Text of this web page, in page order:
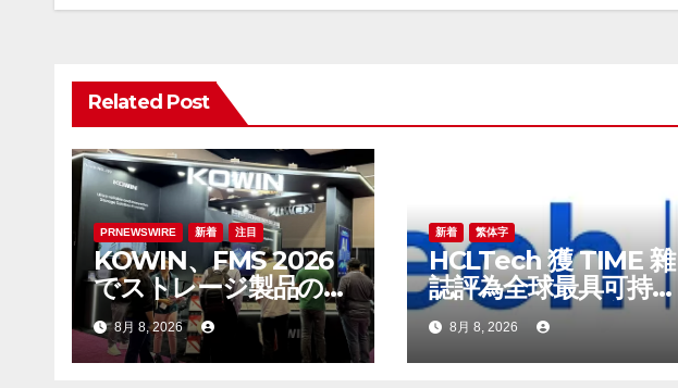
ビ
ー
シ
ョ
ン
Related Post
PRNEWSWIRE 新着 注目
KOWIN、FMS 2026
でストレージ製品の全
ラインアップを展示：
高性能ストレージ製品
がAI分野の革新を牽引
8月 8, 2026
新着 繁体字
HCLTech 獲 TIME 雜
誌評為全球最具可持續
發展表現的企業之一
8月 8, 2026